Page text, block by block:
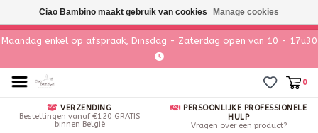
Maandag enkel op afspraak, Dinsdag - Zaterdag open van 10 - 17u30
0
VERZENDING
Bestellingen vanaf €120 GRATIS
binnen België
PERSOONLIJKE PROFESSIONELE
HULP
Vragen over een product?
Ciao Bambino maakt gebruik van cookies Manage cookies